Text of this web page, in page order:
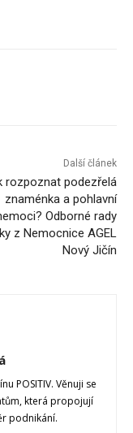
Další článek
rozpoznat podezřelá
znaménka a pohlavní
Odborné rady
z Nemocnice AGEL
Nový Jičín
POSITIV. Věnuji se
která propojují
podnikání.